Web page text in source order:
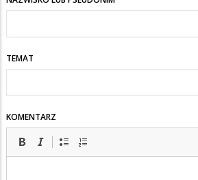
TEMAT
KOMENTARZ